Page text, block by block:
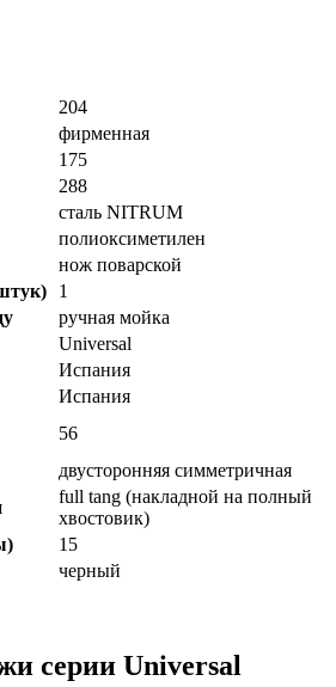
204
фирменная
175
288
сталь NITRUM
полиоксиметилен
нож поварской
1
ручная мойка
Universal
Испания
Испания
56
двусторонняя симметричная
full tang (накладной на полный
хвостовик)
15
черный
серии Universal